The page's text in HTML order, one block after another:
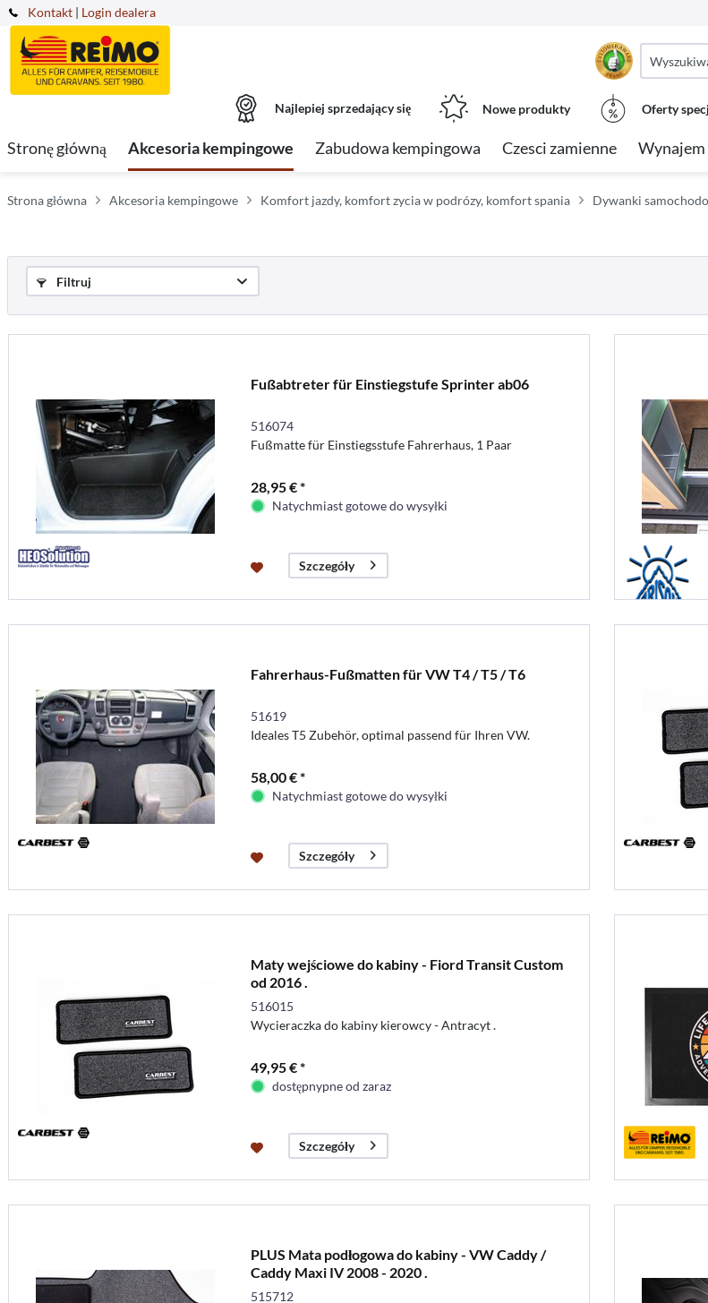
Kontakt | Login dealera
Najlepiej sprzedający się Nowe produkty Oferty
Stronę główną Akcesoria kempingowe Zabudowa kempingowa Czesci zamienne
Strona główna Akcesoria kempingowe Komfort jazdy, komfort zycia w podrózy, komfort spania Dywanki
Filtruj
Fußabtreter für Einstiegstufe Sprinter ab06
516074
Fußmatte für Einstiegsstufe Fahrerhaus, 1 Paar
28,95 € *
Natychmiast gotowe do wysyłki
Szczegóły
Fahrerhaus-Fußmatten für VW T4 / T5 / T6
51619
Ideales T5 Zubehör, optimal passend für Ihren VW.
58,00 € *
Natychmiast gotowe do wysyłki
Szczegóły
Maty wejściowe do kabiny - Fiord Transit Custom
od 2016 .
516015
Wycieraczka do kabiny kierowcy - Antracyt .
49,95 € *
dostępnypne od zaraz
Szczegóły
PLUS Mata podłogowa do kabiny - VW Caddy /
Caddy Maxi IV 2008 - 2020 .
515712